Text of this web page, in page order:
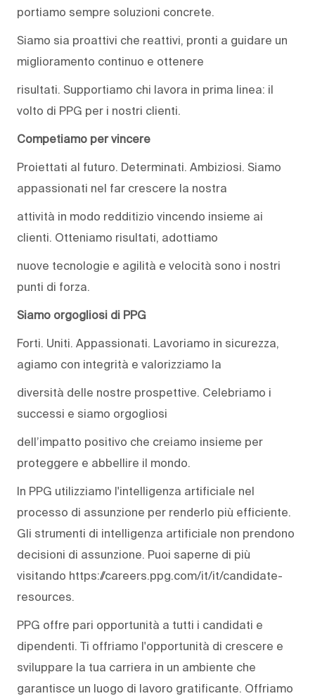
portiamo sempre soluzioni concrete.
Siamo sia proattivi che reattivi, pronti a guidare un
miglioramento continuo e ottenere
risultati. Supportiamo chi lavora in prima linea: il
volto di PPG per i nostri clienti.
Competiamo per vincere
Proiettati al futuro. Determinati. Ambiziosi. Siamo
appassionati nel far crescere la nostra
attività in modo redditizio vincendo insieme ai
clienti. Otteniamo risultati, adottiamo
nuove tecnologie e agilità e velocità sono i nostri
punti di forza.
Siamo orgogliosi di PPG
Forti. Uniti. Appassionati. Lavoriamo in sicurezza,
agiamo con integrità e valorizziamo la
diversità delle nostre prospettive. Celebriamo i
successi e siamo orgogliosi
dell’impatto positivo che creiamo insieme per
proteggere e abbellire il mondo.
In PPG utilizziamo l'intelligenza artificiale nel
processo di assunzione per renderlo più efficiente.
Gli strumenti di intelligenza artificiale non prendono
decisioni di assunzione. Puoi saperne di più
visitando https://careers.ppg.com/it/it/candidate-
resources.
PPG offre pari opportunità a tutti i candidati e
dipendenti. Ti offriamo l'opportunità di crescere e
sviluppare la tua carriera in un ambiente che
garantisce un luogo di lavoro gratificante. Offriamo